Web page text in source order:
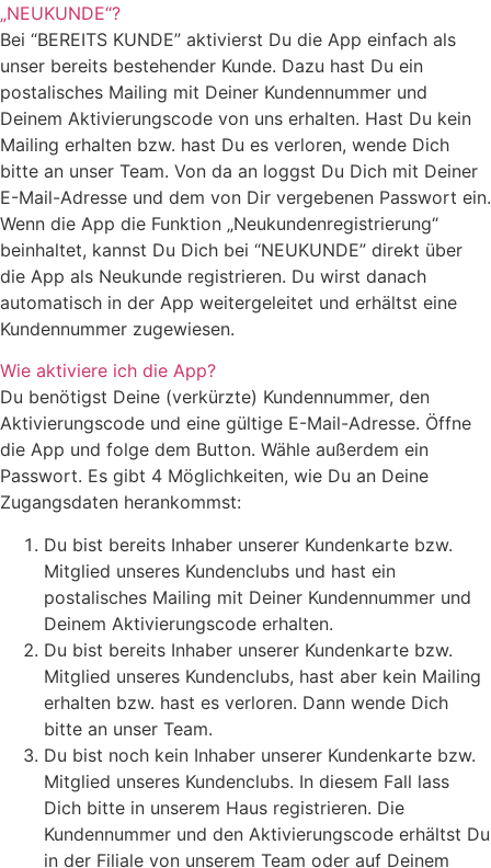
„NEUKUNDE“?
Bei “BEREITS KUNDE” aktivierst Du die App einfach als
unser bereits bestehender Kunde. Dazu hast Du ein
postalisches Mailing mit Deiner Kundennummer und
Deinem Aktivierungscode von uns erhalten. Hast Du kein
Mailing erhalten bzw. hast Du es verloren, wende Dich
bitte an unser Team. Von da an loggst Du Dich mit Deiner
E-Mail-Adresse und dem von Dir vergebenen Passwort ein.
Wenn die App die Funktion „Neukundenregistrierung“
beinhaltet, kannst Du Dich bei “NEUKUNDE” direkt über
die App als Neukunde registrieren. Du wirst danach
automatisch in der App weitergeleitet und erhältst eine
Kundennummer zugewiesen.
Wie aktiviere ich die App?
Du benötigst Deine (verkürzte) Kundennummer, den
Aktivierungscode und eine gültige E-Mail-Adresse. Öffne
die App und folge dem Button. Wähle außerdem ein
Passwort. Es gibt 4 Möglichkeiten, wie Du an Deine
Zugangsdaten herankommst:
Du bist bereits Inhaber unserer Kundenkarte bzw.
Mitglied unseres Kundenclubs und hast ein
postalisches Mailing mit Deiner Kundennummer und
Deinem Aktivierungscode erhalten.
Du bist bereits Inhaber unserer Kundenkarte bzw.
Mitglied unseres Kundenclubs, hast aber kein Mailing
erhalten bzw. hast es verloren. Dann wende Dich
bitte an unser Team.
Du bist noch kein Inhaber unserer Kundenkarte bzw.
Mitglied unseres Kundenclubs. In diesem Fall lass
Dich bitte in unserem Haus registrieren. Die
Kundennummer und den Aktivierungscode erhältst Du
in der Filiale von unserem Team oder auf Deinem